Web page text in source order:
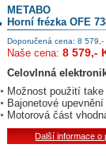
METABO
Horní frézka OFE
Doporučená cena: 8 579,-
Naše cena: 8 579,-
Celovlnná
Možnost použití
Bajonetové
Motorová část
Další informace o